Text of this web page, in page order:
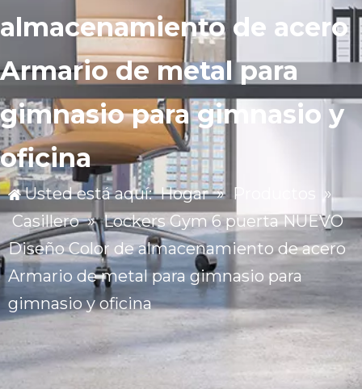
almacenamiento de acero
Armario de metal para
gimnasio para gimnasio y
oficina
Usted está aquí: Hogar » Productos »
Casillero » Lockers Gym 6 puerta NUEVO
Diseño Color de almacenamiento de acero
Armario de metal para gimnasio para
gimnasio y oficina